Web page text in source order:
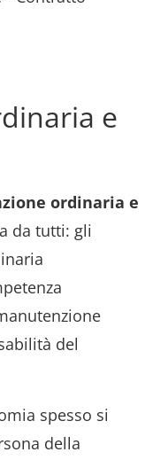
e
ordinaria e
da tutti: gli
del
spesso si
della